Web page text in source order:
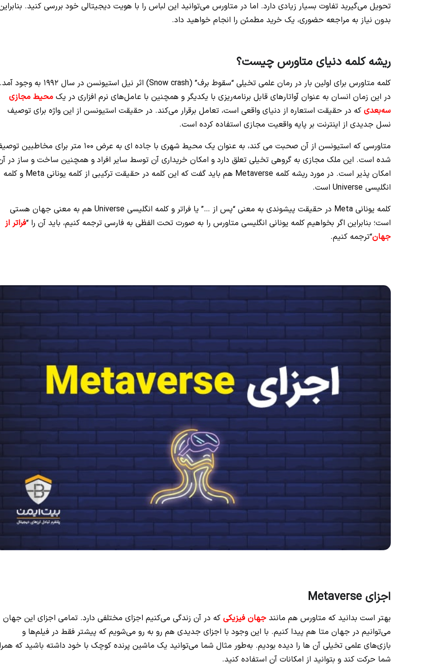
تحویل می‌گیرید تفاوت بسیار زیادی دارد. اما در متاورس می‌توانید این لباس را با هویت دیجیتالی خود بررسی کنید.
بدون نیاز به مراجعه حضوری، یک خرید مطمئن را انجام خواهید داد.
ریشه کلمه دنیای متاورس چیست؟
کلمه متاورس برای اولین بار در رمان علمی تخیلی “سقوط برف” (Snow crash) اثر نیل استیونسن در سال 1992 به وجود آمد.
در این زمان انسان به عنوان آواتارهای قابل برنامه‌ریزی با یکدیگر و همچنین با عامل‌های نرم افزاری در یک محیط مجازی
سه‌بعدی که در حقیقت استعاره از دنیای واقعی است، تعامل برقرار می‌کند. در حقیقت استیونسن از این واژه برای توصیف
نسل جدیدی از اینترنت بر پایه واقعیت مجازی استفاده کرده است.
متاورسی که استیونسن از آن صحبت می کند، به عنوان یک محیط شهری با جاده ای به عرض 100 متر برای
شده است. این ملک مجازی به گروهی تخیلی تعلق دارد و امکان خریداری آن توسط سایر افراد و همچنین ساخت و ساز در
امکان پذیر است.
در مورد ریشه کلمه Metaverse هم باید گفت که این کلمه در حقیقت ترکیبی از کلمه یونانی Meta و کلمه
انگلیسی Universe است.
کلمه یونانی Meta در حقیقت پیشوندی به معنی “پس از …” یا فراتر و کلمه انگلیسی Universe هم به معنی جهان هستی
است؛ بنابراین اگر بخواهیم کلمه یونانی انگلیسی متاورس را به صورت تحت الفظی به فارسی ترجمه کنیم، باید آن را “فراتر از
جهان“ترجمه کنیم.
اجزای Metaverse
بهتر است بدانید که متاورس هم مانند جهان فیزیکی که در آن زندگی می‌کنیم اجزای مختلفی دارد. تمامی اجزای این جهان
می‌توانیم در جهان متا هم پیدا کنیم. با این وجود با اجزای جدیدی هم رو به رو می‌شویم که پیشتر فقط در فیلم‌ها و
بازی‌های علمی تخیلی آن ها را دیده بودیم. به‌طور مثال شما می‌توانید یک ماشین پرنده کوچک با خود داشته باشید که
شما حرکت کند و بتوانید از امکانات آن استفاده کنید.